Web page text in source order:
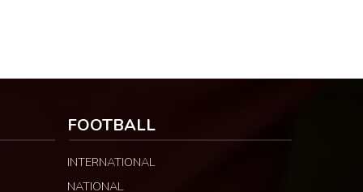
FOOTBALL
INTERNATIONAL
NATIONAL